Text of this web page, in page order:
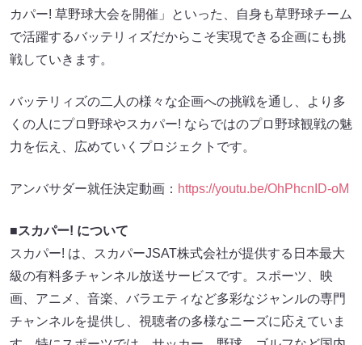
カパー! 草野球大会を開催」といった、自身も草野球チーム
で活躍するバッテリィズだからこそ実現できる企画にも挑
戦していきます。
バッテリィズの二人の様々な企画への挑戦を通し、より多
くの人にプロ野球やスカパー! ならではのプロ野球観戦の魅
力を伝え、広めていくプロジェクトです。
アンバサダー就任決定動画： https://youtu.be/OhPhcnID-oM
■スカパー! について
スカパー! は、スカパーJSAT株式会社が提供する日本最大
級の有料多チャンネル放送サービスです。スポーツ、映
画、アニメ、音楽、バラエティなど多彩なジャンルの専門
チャンネルを提供し、視聴者の多様なニーズに応えていま